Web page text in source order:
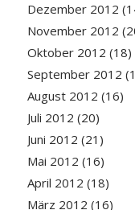
Dezember 2012
November 2012
Oktober 2012 (18)
September 2012
August 2012 (16)
Juli 2012 (20)
Juni 2012 (21)
Mai 2012 (16)
April 2012 (18)
März 2012 (16)